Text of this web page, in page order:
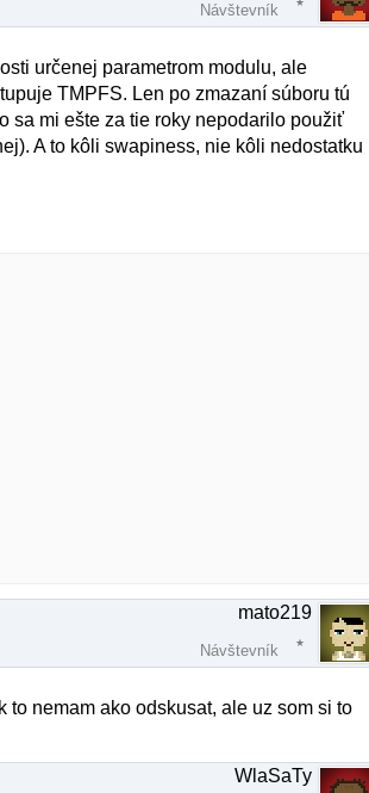
Návštevník
určenej parametrom modulu, ale
TMPFS. Len po zmazaní súboru tú
sa mi ešte za tie roky nepodarilo použiť
A to kôli swapiness, nie kôli nedostatku
mato219
Návštevník
to nemam ako odskusat, ale uz som si to
WlaSaTy